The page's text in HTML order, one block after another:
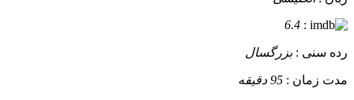
:
6.4
رده سنی :بزرگسال
مدت زمان : 95 دقیقه